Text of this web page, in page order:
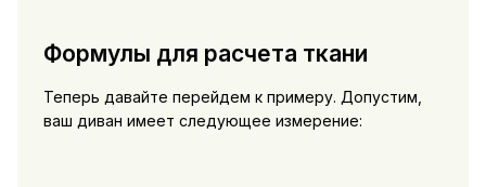
Формулы для расчета ткани
Теперь давайте перейдем к примеру. Допустим,
ваш диван имеет следующее измерение: